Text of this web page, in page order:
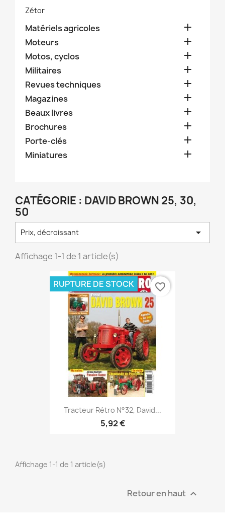
Zétor
Matériels agricoles 
Moteurs 
Motos, cyclos 
Militaires 
Revues techniques 
Magazines 
Beaux livres 
Brochures 
Porte-clés 
Miniatures 
CATÉGORIE : DAVID BROWN 25, 30,
50
Prix, décroissant 
Affichage 1-1 de 1 article(s)
Tracteur Rétro N°32, David...
5,92 €
RUPTURE DE STOCK favorite_border
Affichage 1-1 de 1 article(s)
Retour en haut 